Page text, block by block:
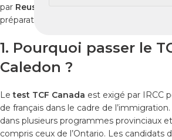
par Reussir-tcfcanada.com
préparation au TCF Canada et TCF Québec.
1. Pourquoi passer le
Caledon ?
Letest TCF Canada est exigé par IRCC
de français dans le cadre de
dans plusieurs programmes provinciaux
compris ceux de l’Ontario. Les candidats